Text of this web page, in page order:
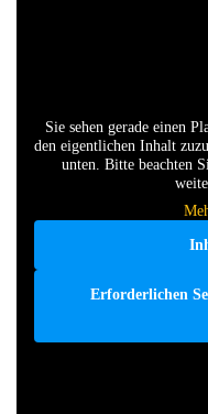
Sie sehen gerade einen
den eigentlichen Inhalt
unten. Bitte beachten
Erforderlichen